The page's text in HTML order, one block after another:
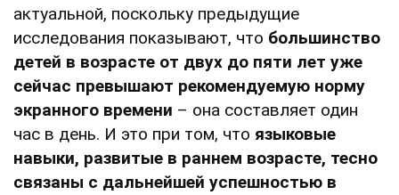
актуальной, поскольку предыдущие
исследования показывают, что большинство
детей в возрасте от двух до пяти лет уже
сейчас превышают рекомендуемую норму
экранного времени – она составляет один
час в день. И это при том, что языковые
навыки, развитые в раннем возрасте, тесно
связаны с дальнейшей успешностью в